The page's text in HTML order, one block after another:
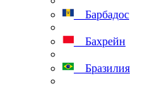
Барбадос
Бахрейн
Бразилия